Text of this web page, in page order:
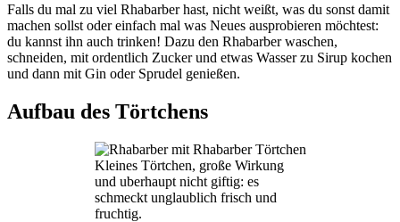
Falls du mal zu viel Rhabarber hast, nicht weißt, was du sonst damit
machen sollst oder einfach mal was Neues ausprobieren möchtest:
du kannst ihn auch trinken! Dazu den Rhabarber waschen,
schneiden, mit ordentlich Zucker und etwas Wasser zu Sirup kochen
und dann mit Gin oder Sprudel genießen.
Aufbau des Törtchens
Kleines Törtchen, große Wirkung
und uberhaupt nicht giftig: es
schmeckt unglaublich frisch und
fruchtig.